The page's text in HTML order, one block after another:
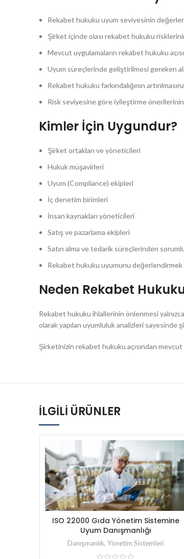
Rekabet hukuku uyum seviyesinin
Şirket içinde olası rekabet hukuku
Mevcut uygulamaların rekabet hukuku
Uyum süreçlerinde geliştirilmesi gereken
Rekabet hukuku farkındalığının
Risk seviyesine göre iyileştirme
Kimler İçin Uygundur?
Şirket ortakları ve yöneticileri
Hukuk müşavirleri
Uyum (Compliance) ekipleri
İç denetim birimleri
İnsan kaynakları yöneticileri
Satış ve pazarlama ekipleri
Satın alma ve tedarik süreçlerinden
Rekabet hukuku uyumunu
Neden Rekabet
Rekabet hukuku ihlallerinin önlenmesi
olarak yapılan uyumluluk analizleri
Şirketinizin rekabet hukuku açısından
İLGILI ÜRÜNLER
ISO 22000 Gıda Yönetim Sistemine
Uyum Danışmanlığı
Danışmanlık,Yönetim Sistemleri